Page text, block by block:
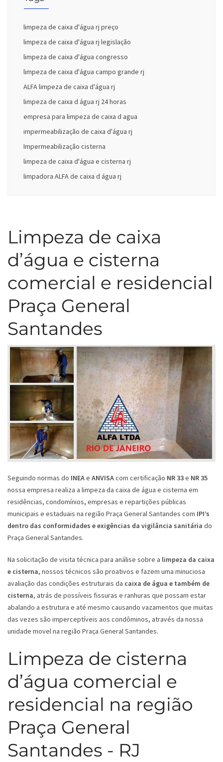
limpeza de caixa d'água rj preço
limpeza de caixa d'água rj legislação
limpeza de caixa d'água congresso
limpeza de caixa d'água campo grande rj
ALFA limpeza de caixa d'água rj
limpeza de caixa d água rj 24 horas
empresa para limpeza de caixa d agua
impermeabilização de caixa d'água rj
Impermeabilização cisterna
limpeza de caixa d'água e cisterna rj
limpadora ALFA de caixa d água rj
Limpeza de caixa
d’água e cisterna
comercial e residencial
Praça General
Santandes
Seguindo normas do INEAe ANVISAcom certificação NR 33e NR 35
nossa empresa realiza a limpeza da caixa de água e cisterna em
residências, condomínios, empresas e repartições públicas
municipais e estaduais na região Praça General Santandes com IPI’s
dentro das conformidades e exigências da vigilância sanitária do
Praça General Santandes.
Na solicitação de visita técnica para análise sobre a limpeza da caixa
e cisterna, nossos técnicos são proativos e fazem uma minuciosa
avaliação das condições estruturais da caixa de água e também de
cisterna, atrás de possíveis fissuras e ranhuras que possam estar
abalando a estrutura e até mesmo causando vazamentos que muitas
das vezes são imperceptíveis aos condôminos, através da nossa
unidade movel na região Praça General Santandes.
Limpeza de cisterna
d’água comercial e
residencial na região
Praça General
Santandes - RJ